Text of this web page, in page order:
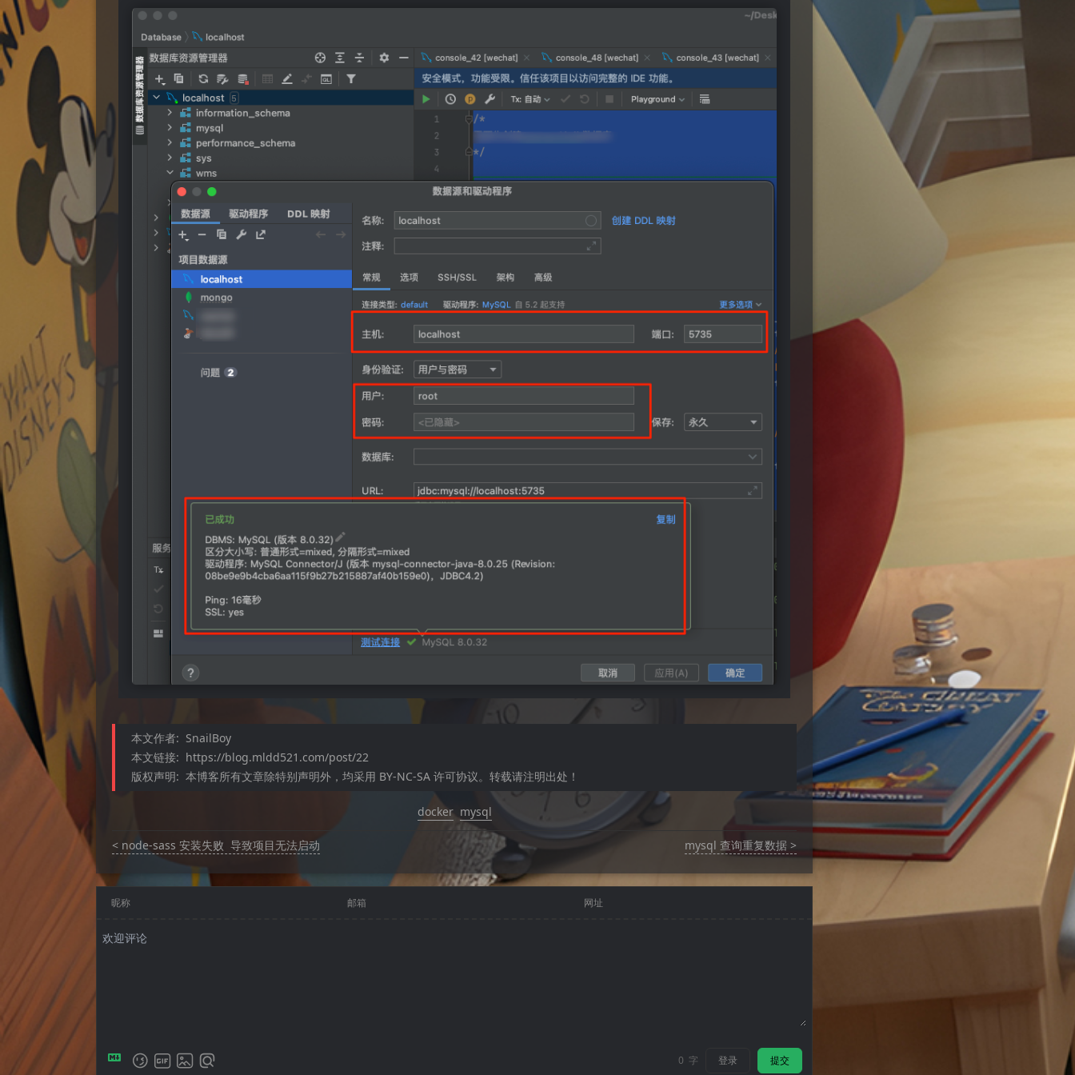
本文作者: SnailBoy
本文链接: https://blog.mldd521.com/post/22
版权声明: 本博客所有文章除特别声明外，均采用 BY-NC-SA 许可协议。转载请注明出处！
docker mysql
< node-sass 安装失败  导致项目无法启动 mysql 查询重复数据 >
昵称 邮箱 网址
0 字 登录 提交